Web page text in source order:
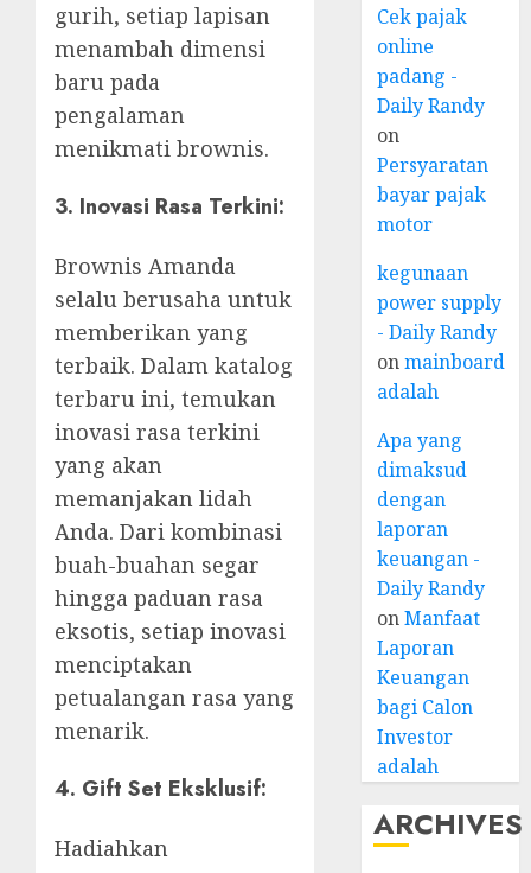
gurih, setiap lapisan
menambah dimensi
baru pada
pengalaman
menikmati brownis.
3. Inovasi Rasa Terkini:
Brownis Amanda
selalu berusaha untuk
memberikan yang
terbaik. Dalam katalog
terbaru ini, temukan
inovasi rasa terkini
yang akan
memanjakan lidah
Anda. Dari kombinasi
buah-buahan segar
hingga paduan rasa
eksotis, setiap inovasi
menciptakan
petualangan rasa yang
menarik.
4. Gift Set Eksklusif:
Hadiahkan
Cek pajak
online
padang -
Daily Randy
on
Persyaratan
bayar pajak
motor
kegunaan
power supply
- Daily Randy
onmainboard
adalah
Apa yang
dimaksud
dengan
laporan
keuangan -
Daily Randy
onManfaat
Laporan
Keuangan
bagi Calon
Investor
adalah
ARCHIVES